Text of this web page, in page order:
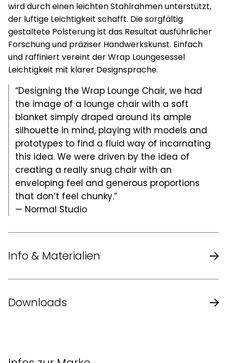
wird durch einen leichten Stahlrahmen unterstützt,
der luftige Leichtigkeit schafft. Die sorgfältig
gestaltete Polsterung ist das Resultat ausführlicher
Forschung und präziser Handwerkskunst. Einfach
und raffiniert vereint der Wrap Loungesessel
Leichtigkeit mit klarer Designsprache.
“Designing the Wrap Lounge Chair, we had
the image of a lounge chair with a soft
blanket simply draped around its ample
silhouette in mind, playing with models and
prototypes to find a fluid way of incarnating
this idea. We were driven by the idea of
creating a really snug chair with an
enveloping feel and generous proportions
that don’t feel chunky.”
— Normal Studio
Info & Materialien
Downloads